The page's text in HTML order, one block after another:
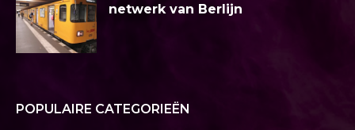
netwerk van Berlijn
POPULAIRE CATEGORIEËN